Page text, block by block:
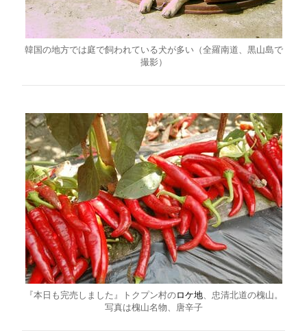
韓国の地方では庭で飼われている犬が多い（全羅南道、黒山島で
撮影）
『本日も完売しました』トクプン村のロケ地、忠清北道の槐山。
写真は槐山名物、唐辛子